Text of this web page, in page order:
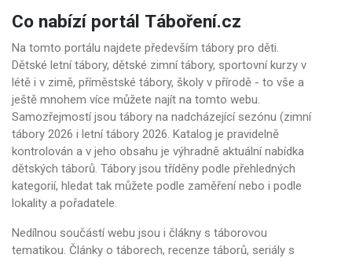
Co nabízí portál Táboření.cz
Na tomto portálu najdete především tábory pro děti.
Dětské letní tábory, dětské zimní tábory, sportovní kurzy v
létě i v zimě, příměstské tábory, školy v přírodě - to vše a
ještě mnohem více můžete najít na tomto webu.
Samozřejmostí jsou tábory na nadcházející sezónu (zimní
tábory 2026 i letní tábory 2026. Katalog je pravidelně
kontrolován a v jeho obsahu je výhradně aktuální nabídka
dětských táborů. Tábory jsou tříděny podle přehledných
kategorií, hledat tak můžete podle zaměření nebo i podle
lokality a pořadatele.
Nedílnou součástí webu jsou i člákny s táborovou
tematikou. Články o táborech, recenze táborů, seriály s